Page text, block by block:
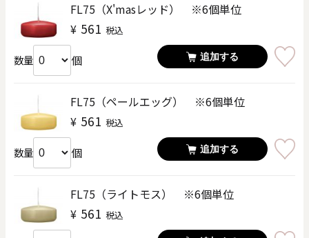
FL75（X'masレッド） ※6個単位
¥ 561 税込
数量 個 追加する
FL75（ペールエッグ） ※6個単位
¥ 561 税込
数量 個 追加する
FL75（ライトモス） ※6個単位
¥ 561 税込